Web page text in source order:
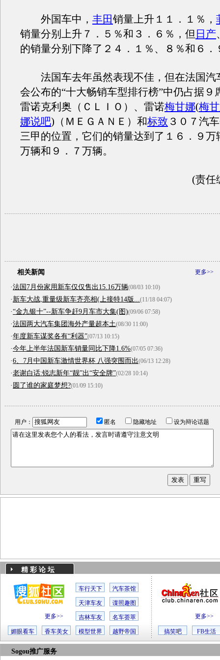
外国车中， 丰田销量上升１１．１％，
销量分别上升７．５％和３．６％，但 日产
的销量分别下降了２４．１％、８％和６．
法国车去年虽然表现不佳，但在法国汽
会公布的“十大畅销车型排行榜”中仍占据９
雷诺克利奥（ＣＬＩＯ）、雷诺梅甘娜(梅
娜说吧) （ＭＥＧＡＮＥ）和标致 ３０７汽
三甲的位置，它们的销量达到了１６．９万
万辆和９．７万辆。
(责任
更多>>
相关新闻
·法国7月份家用新车仅仅售出15.16万辆(08/03 10:10)
·新车大战,重量级新车齐亮相(上接特14版... (11/18 04:07)
·“金九银十”--新车争赶9月车市大集(图)(09/06 07:58)
·法国两大汽车集团海外产量超本土(08/30 11:00)
·年度新车谋奖各有“利器”(07/13 10:15)
·今年上半年法国新车销量同比下降1.6%(07/05 07:36)
·6、7月中国新车激情世界杯 八强突围而出(06/13 12:28)
·老谢白话:锐志新年“靓”出“安全牌”(02/28 10:14)
·圆了谁的家庭梦想?(01/09 15:10)
用户： 匿名 隐藏地址 设为辩论话题
精 彩 论 坛
更多>>
车行天下 汽车茶馆
天津车友 谍照趣图
吉林车友 名车荟萃
媚眼看车 香车美女 模型世界 越野帝国
更多>>
搞笑吧 FB生活
Sogou推广服务